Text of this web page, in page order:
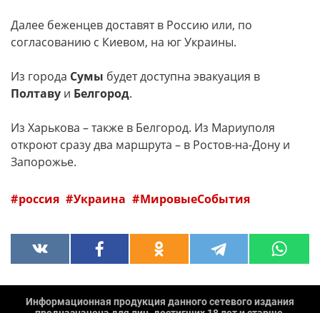
Далее беженцев доставят в Россию или, по
согласованию с Киевом, на юг Украины.
Из города Сумы будет доступна эвакуация в
Полтаву и Белгород.
Из Харькова – также в Белгород. Из Мариуполя
откроют сразу два маршрута – в Ростов-на-Дону и
Запорожье.
россия Украина МировыеСобытия
Информационная продукция данного сетевого издания